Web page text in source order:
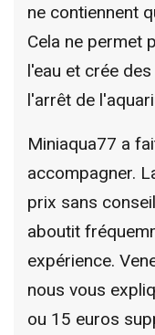
ne contiennent
Cela ne permet
l'eau et crée
l'arrêt de
Miniaqua77 a
accompagner.
prix sans
aboutit
expérience.
nous vous
ou 15 euros